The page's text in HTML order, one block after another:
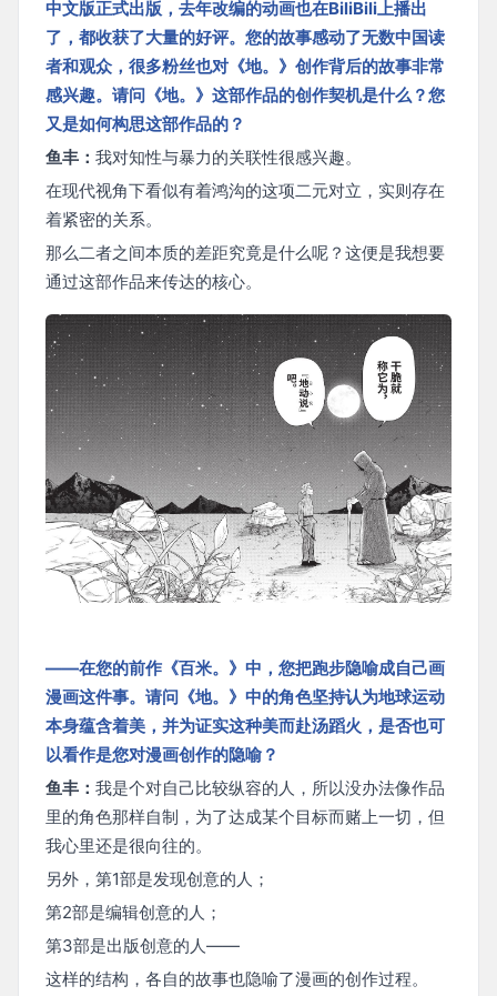
中文版正式出版，去年改编的动画也在BiliBili上播出
了，都收获了大量的好评。您的故事感动了无数中国读
者和观众，很多粉丝也对《地。》创作背后的故事非常
感兴趣。请问《地。》这部作品的创作契机是什么？您
又是如何构思这部作品的？
鱼丰： 我对知性与暴力的关联性很感兴趣。
在现代视角下看似有着鸿沟的这项二元对立，实则存在
着紧密的关系。
那么二者之间本质的差距究竟是什么呢？这便是我想要
通过这部作品来传达的核心。
——在您的前作《百米。》中，您把跑步隐喻成自己画
漫画这件事。请问《地。》中的角色坚持认为地球运动
本身蕴含着美，并为证实这种美而赴汤蹈火，是否也可
以看作是您对漫画创作的隐喻？
鱼丰： 我是个对自己比较纵容的人，所以没办法像作品
里的角色那样自制，为了达成某个目标而赌上一切，但
我心里还是很向往的。
另外，第1部是发现创意的人；
第2部是编辑创意的人；
第3部是出版创意的人——
这样的结构，各自的故事也隐喻了漫画的创作过程。